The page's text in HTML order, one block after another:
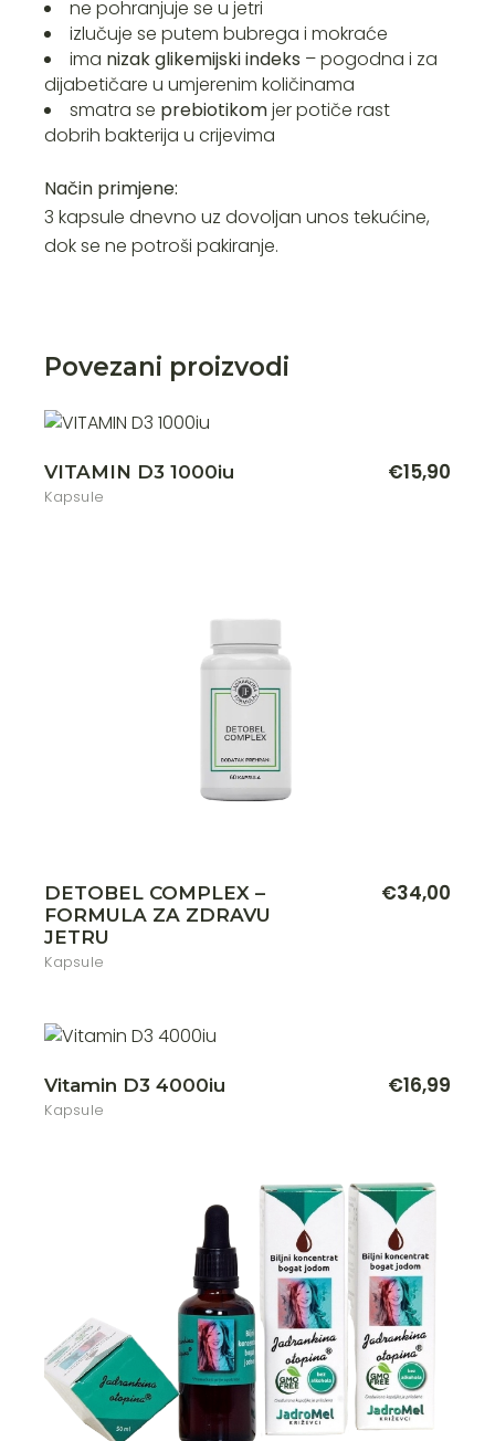
ne pohranjuje se u jetri
izlučuje se putem bubrega i mokraće
ima nizak glikemijski indeks – pogodna i za
dijabetičare u umjerenim količinama
smatra se prebiotikomjer potiče rast
dobrih bakterija u crijevima
Način primjene:
3 kapsule dnevno uz dovoljan unos tekućine,
dok se ne potroši pakiranje.
Povezani proizvodi
VITAMIN D3 1000iu
Kapsule
€15,90
DETOBEL COMPLEX –
FORMULA ZA ZDRAVU
JETRU
Kapsule
€34,00
Vitamin D3 4000iu
Kapsule
€16,99